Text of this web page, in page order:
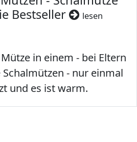
Bestseller
lesen
in einem - bei Eltern
- nur einmal
und es ist warm.